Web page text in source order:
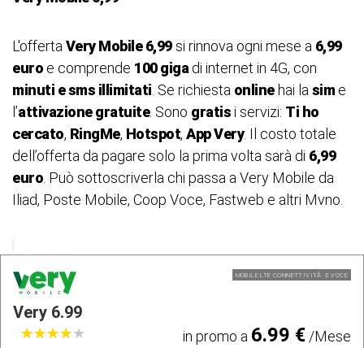
L'offertaVery Mobile 6,99si rinnova ogni mese a 6,99
euro e comprende 100 gigadi internet in 4G, con
minuti e sms illimitati. Se richiesta onlinehai lasim e
l’attivazione gratuite. Sono gratisi servizi: Ti ho
cercato, RingMe, Hotspot, App Very. Il costo totale
dell’offerta da pagare solo la prima volta sarà di 6,99
euro. Può sottoscriverla chi passa a Very Mobile da
Iliad, Poste Mobile, Coop Voce, Fastweb e altri Mvno.
MOBILE LTE CONNETTIVITÃ E VOCE
Very 6.99
★★★★★
★★★★★ in promo a 6.99 €/Mese